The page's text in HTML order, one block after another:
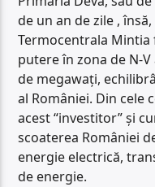
de un an de zile ,
Termocentrala
putere în zona de N-
de megawați,
al României. Din cele
acest “investitor” și
scoaterea României
energie electrică,
de energie.